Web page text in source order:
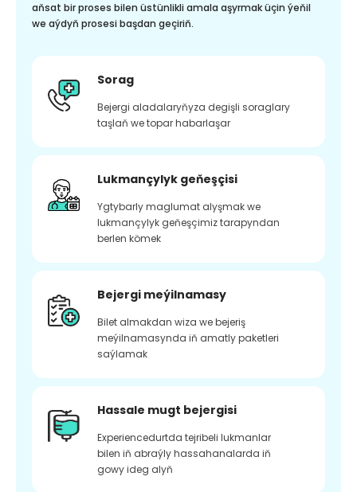
aňsat bir proses bilen üstünlikli amala aşyrmak üçin ýeňil
we aýdyň prosesi başdan geçiriň.
Sorag
Bejergi aladalaryňyza degişli soraglary
taşlaň we topar habarlaşar
Lukmançylyk geňeşçisi
Ygtybarly maglumat alyşmak we
lukmançylyk geňeşçimiz tarapyndan
berlen kömek
Bejergi meýilnamasy
Bilet almakdan wiza we bejeriş
meýilnamasynda iň amatly paketleri
saýlamak
Hassale mugt bejergisi
Experiencedurtda tejribeli lukmanlar
bilen iň abraýly hassahanalarda iň
gowy ideg alyň